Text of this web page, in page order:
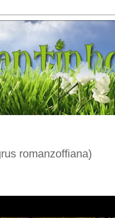
romanzoffiana)